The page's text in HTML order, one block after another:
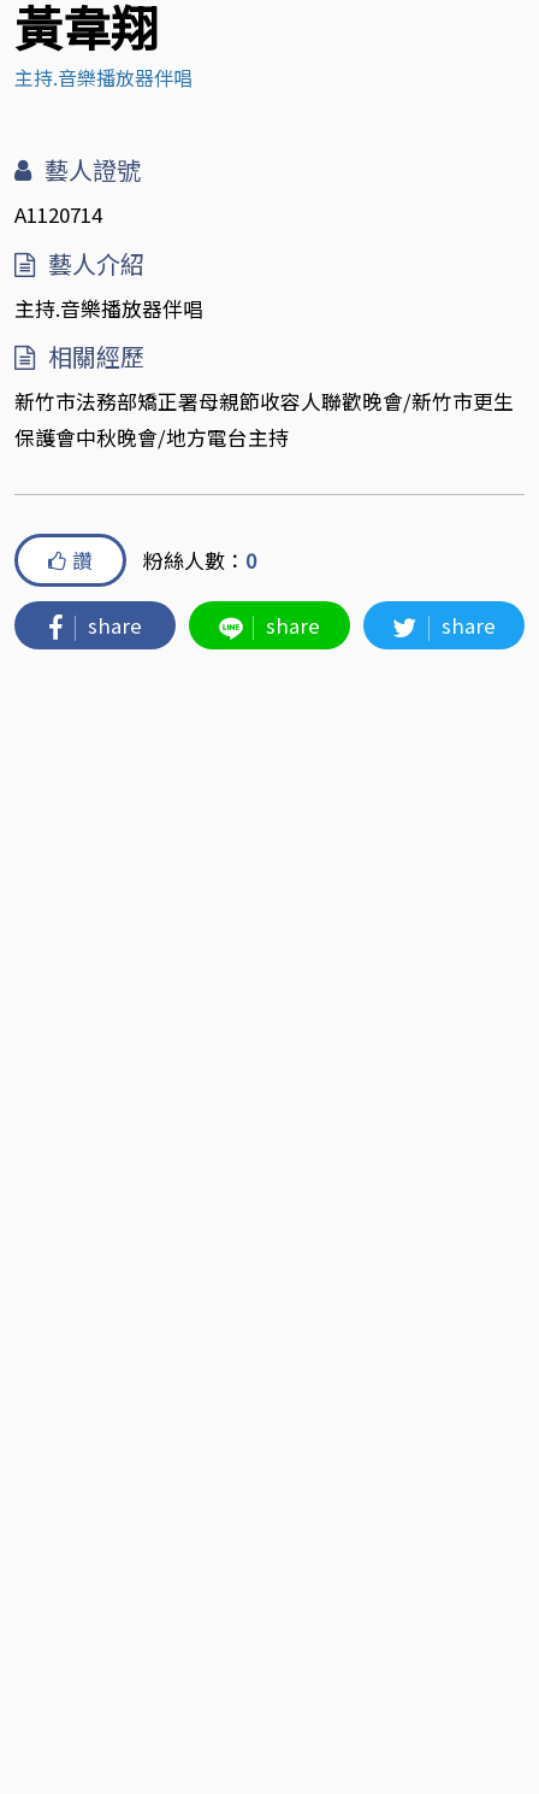
黃韋翔
主持.音樂播放器伴唱
藝人證號
A1120714
藝人介紹
主持.音樂播放器伴唱
相關經歷
新竹市法務部矯正署母親節收容人聯歡晚會/新竹市更生
保護會中秋晚會/地方電台主持
讚 粉絲人數： 0
share share share